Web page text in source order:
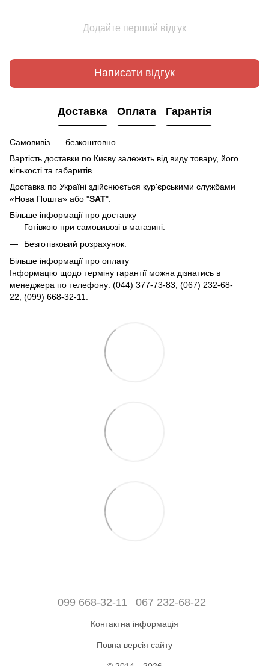
Додайте перший відгук
Написати відгук
Доставка Оплата Гарантія
Самовивіз — безкоштовно.
Вартість доставки по Києву залежить від виду товару, його
кількості та габаритів.
Доставка по Україні здійснюється кур'єрськими службами
«Нова Пошта» або "SAT".
Більше інформації про доставку
Готівкою при самовивозі в магазині.
Безготівковий розрахунок.
Більше інформації про оплату
Інформацію щодо терміну гарантії можна дізнатись в
менеджера по телефону: (044) 377-73-83, (067) 232-68-
22, (099) 668-32-11.
099 668-32-11 067 232-68-22
Контактна інформація
Повна версія сайту